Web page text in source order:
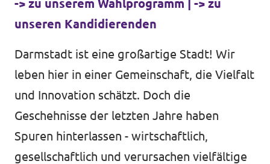
Impressum
-> zu unserem Wahlprogramm
-> zu
unseren Kandidierenden
Darmstadt ist eine großartige Stadt! Wir
leben hier in einer Gemeinschaft, die Vielfalt
und Innovation schätzt. Doch die
Geschehnisse der letzten Jahre haben
Spuren hinterlassen - wirtschaftlich,
gesellschaftlich und verursachen vielfältige